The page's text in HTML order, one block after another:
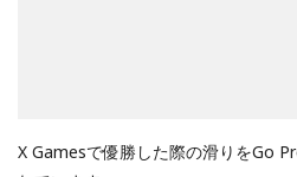
X Gamesで優勝した際の滑りをGo